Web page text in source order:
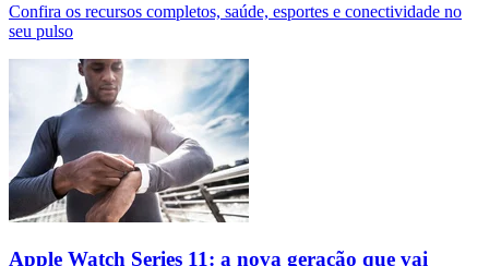
Confira os recursos completos, saúde, esportes e conectividade no
seu pulso
Apple Watch Series 11: a nova geração que vai